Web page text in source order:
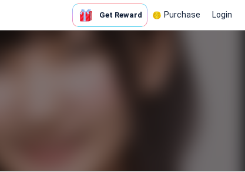
Get Reward Purchase Login